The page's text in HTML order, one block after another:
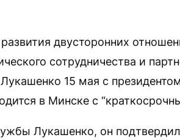
двусторонних
сотрудничества и
15 мая с
в Минске с
Лукашенко, он подтвердил